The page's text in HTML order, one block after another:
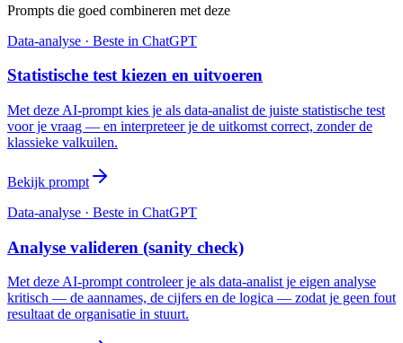
Prompts die goed combineren met deze
Data-analyse · Beste in ChatGPT
Statistische test kiezen en uitvoeren
Met deze AI-prompt kies je als data-analist de juiste statistische test
voor je vraag — en interpreteer je de uitkomst correct, zonder de
klassieke valkuilen.
Bekijk prompt
Data-analyse · Beste in ChatGPT
Analyse valideren (sanity check)
Met deze AI-prompt controleer je als data-analist je eigen analyse
kritisch — de aannames, de cijfers en de logica — zodat je geen fout
resultaat de organisatie in stuurt.